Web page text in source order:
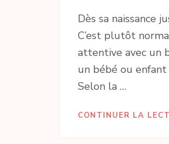
Dès sa naissance
C’est plutôt
attentive avec un
un bébé ou enfant
Selon la …
CONTINUER LA